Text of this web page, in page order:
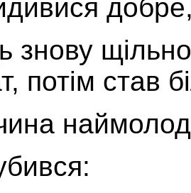
знову
потім став